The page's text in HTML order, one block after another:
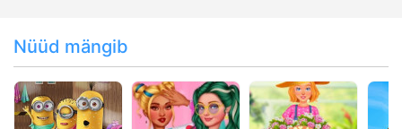
Nüüd mängib